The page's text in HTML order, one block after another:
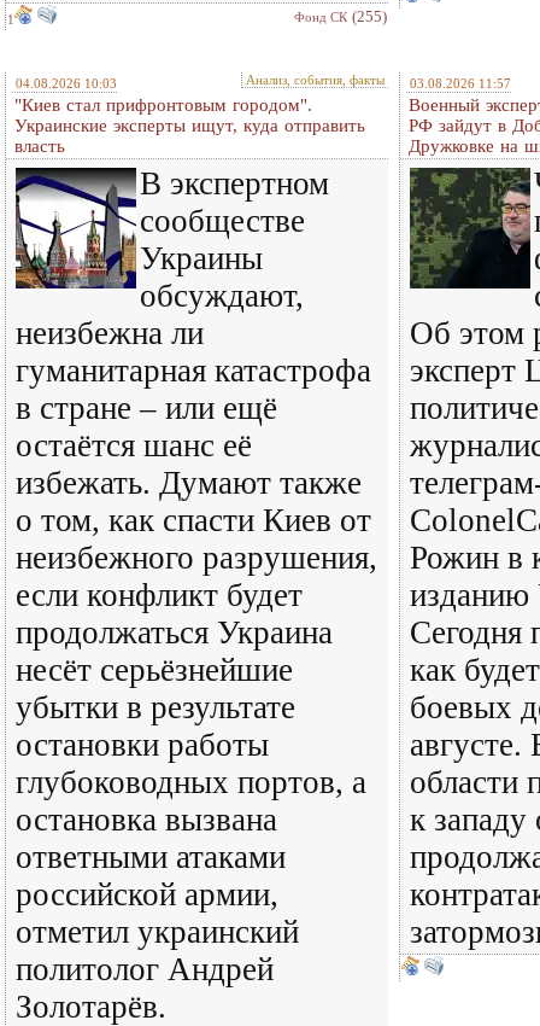
1 Фонд СК (255)
04.08.2026 10:03 Анализ, события, факты
"Киев стал прифронтовым городом".
Украинские эксперты ищут, куда отправить
власть
В экспертном
сообществе
Украины
обсуждают,
неизбежна ли
гуманитарная катастрофа
в стране – или ещё
остаётся шанс её
избежать. Думают также
о том, как спасти Киев от
неизбежного разрушения,
если конфликт будет
продолжаться Украина
несёт серьёзнейшие
убытки в результате
остановки работы
глубоководных портов, а
остановка вызвана
ответными атаками
российской армии,
отметил украинский
политолог Андрей
Золотарёв.
03.08.2026 11:57
Военный
РФ зайдут в
Дружковке на
Об этом
эксперт
Рожин в
изданию
Сегодня
как
боевых
области
к